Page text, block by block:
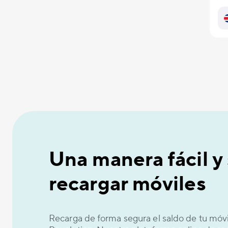
Una manera fácil
recargar móviles
Recarga de forma segura el saldo de tu